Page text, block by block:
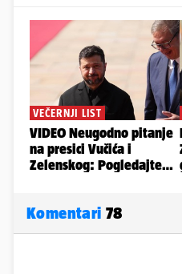
Komentari 78